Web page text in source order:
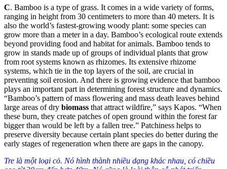
C. Bamboo is a type of grass. It comes in a wide variety of forms,
ranging in height from 30 centimeters to more than 40 meters. It is
also the world’s fastest-growing woody plant: some species can
grow more than a meter in a day. Bamboo’s ecological route extends
beyond providing food and habitat for animals. Bamboo tends to
grow in stands made up of groups of individual plants that grow
from root systems known as rhizomes. Its extensive rhizome
systems, which tie in the top layers of the soil, are crucial in
preventing soil erosion. And there is growing evidence that bamboo
plays an important part in determining forest structure and dynamics.
“Bamboo’s pattern of mass flowering and mass death leaves behind
large areas of dry biomass that attract wildfire,” says Kapos. “When
these burn, they create patches of open ground within the forest far
bigger than would be left by a fallen tree.” Patchiness helps to
preserve diversity because certain plant species do better during the
early stages of regeneration when there are gaps in the canopy.
Tre là một loại cỏ. Nó hình thành nhiều dạng khác nhau, có chiều